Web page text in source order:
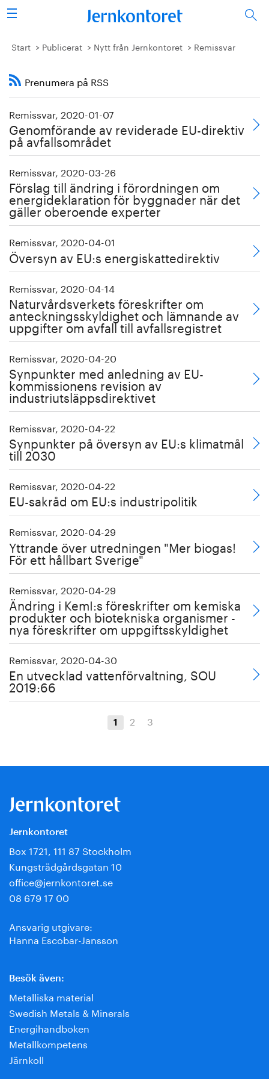
Sök
Stålindustrin
Vision 2050
Energi/miljö
Vi tycker
Publicerat
Bildbank
Om oss
Start Publicerat Nytt från Jernkontoret Remissvar
Prenumera på RSS
Remissvar, 2020-01-07
Genomförande av reviderade EU-direktiv
på avfallsområdet
Remissvar, 2020-03-26
Förslag till ändring i förordningen om
energideklaration för byggnader när det
gäller oberoende experter
Remissvar, 2020-04-01
Översyn av EU:s energiskattedirektiv
Remissvar, 2020-04-14
Naturvårdsverkets föreskrifter om
anteckningsskyldighet och lämnande av
uppgifter om avfall till avfallsregistret
Remissvar, 2020-04-20
Synpunkter med anledning av EU-
kommissionens revision av
industriutsläppsdirektivet
Remissvar, 2020-04-22
Synpunkter på översyn av EU:s klimatmål
till 2030
Remissvar, 2020-04-22
EU-sakråd om EU:s industripolitik
Remissvar, 2020-04-29
Yttrande över utredningen "Mer biogas!
För ett hållbart Sverige"
Remissvar, 2020-04-29
Ändring i KemI:s föreskrifter om kemiska
produkter och biotekniska organismer -
nya föreskrifter om uppgiftsskyldighet
Remissvar, 2020-04-30
En utvecklad vattenförvaltning, SOU
2019:66
1 2 3
Jernkontoret
Box 1721, 111 87 Stockholm
Kungsträdgårdsgatan 10
office@jernkontoret.se
08 679 17 00
Ansvarig utgivare:
Hanna Escobar-Jansson
Besök även:
Metalliska material
Swedish Metals & Minerals
Energihandboken
Metallkompetens
Järnkoll